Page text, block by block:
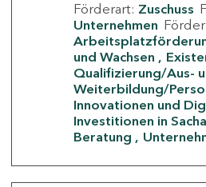
Förderart: Zuschuss
Unternehmen
und Wachsen
Qualifizierung/Aus-
Weiterbildung/
Innovationen und
Investitionen in
Beratung